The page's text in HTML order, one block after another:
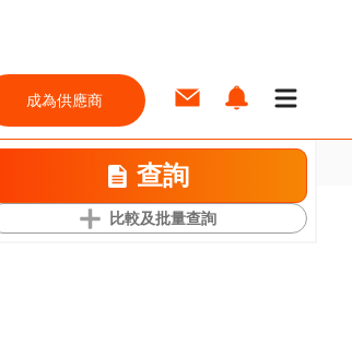
成為供應商
查詢
比較及批量查詢